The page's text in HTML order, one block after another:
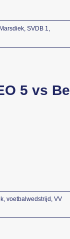
, SVDB 1
5 vs
, voetbalwedstrijd VV